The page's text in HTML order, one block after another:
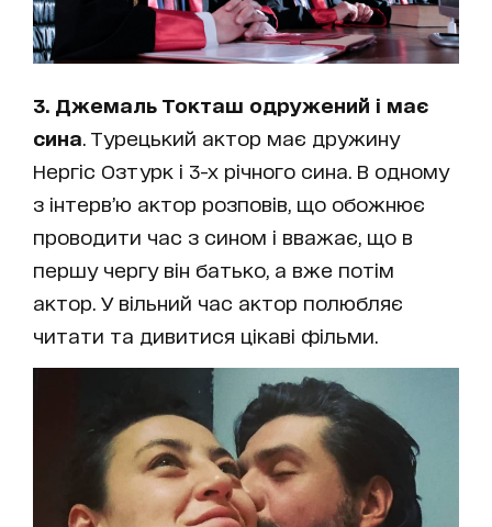
3. Джемаль Токташ одружений і має
сина . Турецький актор має дружину
Нергіс Озтурк і 3-х річного сина. В одному
з інтерв’ю актор розповів, що обожнює
проводити час з сином і вважає, що в
першу чергу він батько, а вже потім
актор. У вільний час актор полюбляє
читати та дивитися цікаві фільми.